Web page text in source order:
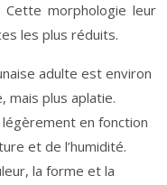
Cette morphologie leur
les plus réduits.
adulte est environ
mais plus aplatie.
en fonction
et de l’humidité.
la forme et la